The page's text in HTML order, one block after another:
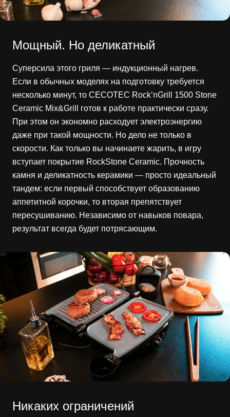
Мощный. Но деликатный
Суперсила этого гриля — индукционный нагрев.
Если в обычных моделях на подготовку требуется
несколько минут, то CECOTEC Rock’nGrill 1500 Stone
Ceramic Mix&Grill готов к работе практически сразу.
При этом он экономно расходует электроэнергию
даже при такой мощности. Но дело не только в
скорости. Как только вы начинаете жарить, в игру
вступает покрытие RockStone Ceramic. Прочность
камня и деликатность керамики — просто идеальный
тандем: если первый способствует образованию
аппетитной корочки, то вторая препятствует
пересушиванию. Независимо от навыков повара,
результат всегда будет потрясающим.
Никаких ограничений